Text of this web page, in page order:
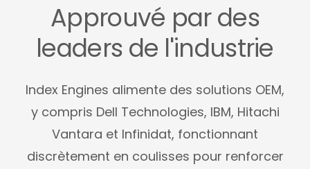
Approuvé par des
leaders de l'industrie
Index Engines alimente des solutions OEM,
y compris Dell Technologies, IBM, Hitachi
Vantara et Infinidat, fonctionnant
discrètement en coulisses pour renforcer